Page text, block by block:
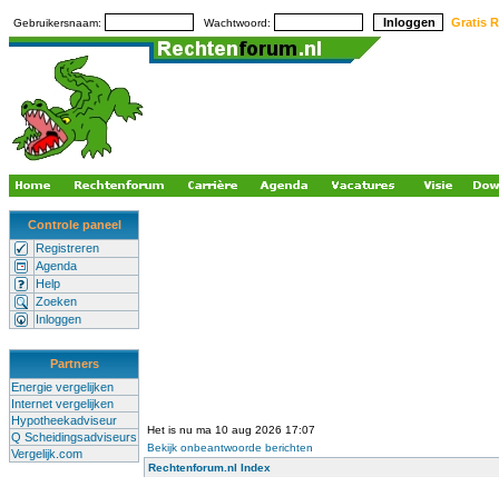
Gebruikersnaam: Wachtwoord: Gratis
Controle paneel
Registreren
Agenda
Help
Zoeken
Inloggen
Partners
Energie vergelijken
Internet vergelijken
Hypotheekadviseur
Q Scheidingsadviseurs
Vergelijk.com
Het is nu ma 10 aug 2026 17:07
Bekijk onbeantwoorde berichten
Rechtenforum.nl Index